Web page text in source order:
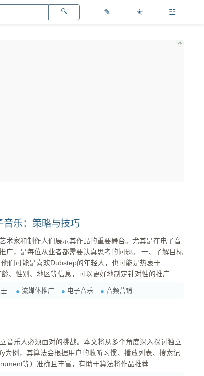
✎ ✭ ☳
音乐：策略与技巧
术家和制作人们展示其作品的重要舞台。尤其是在电子音
每位从业者都需要认真思考的问题。 一、了解目标
、性别、地区等信息，可以更好地制定针对性的推广策
交...
流媒体推广 电子音乐 音频营销
音乐人必须面对的挑战。本文将从多个角度深入探讨独立
等）准确且丰富，有助于算法将作品推荐...